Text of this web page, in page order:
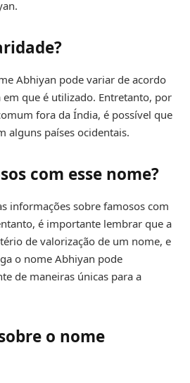
Abhiyan pode variar de acordo
que é utilizado. Entretanto, por
fora da Índia, é possível que
alguns países ocidentais.
com esse nome?
informações sobre famosos com
é importante lembrar que a
de valorização de um nome, e
o nome Abhiyan pode
de maneiras únicas para a
o nome